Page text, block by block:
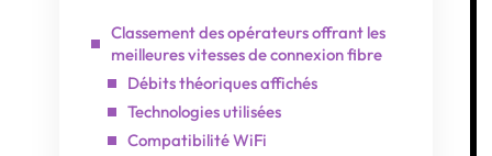
Classement des opérateurs offrant les
meilleures vitesses de connexion fibre
Débits théoriques affichés
Technologies utilisées
Compatibilité WiFi